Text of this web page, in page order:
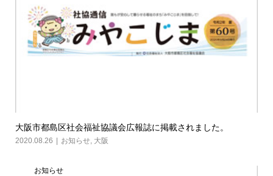
大阪市都島区社会福祉協議会広報誌に掲載されました。
2020.08.26 お知らせ, 大阪
お知らせ